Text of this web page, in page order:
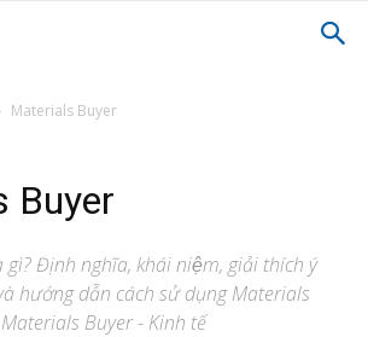
Materials Buyer
Buyer
Định nghĩa, khái niệm, giải thích ý
hướng dẫn cách sử dụng Materials
Buyer - Kinh tế